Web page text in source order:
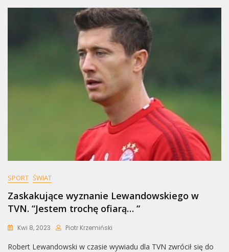
SPORT ŚWIAT
Zaskakujące wyznanie Lewandowskiego w
TVN. “Jestem trochę ofiarą… “
Kwi 8, 2023 Piotr Krzemiński
Robert Lewandowski w czasie wywiadu dla TVN zwrócił się do